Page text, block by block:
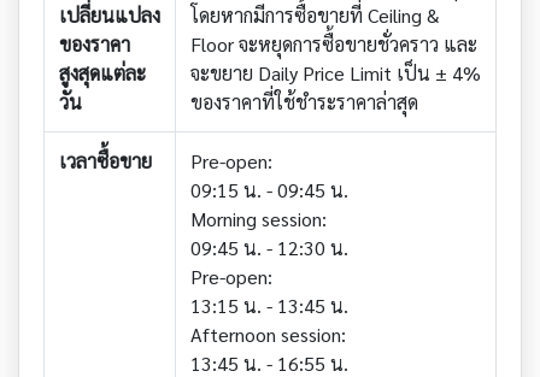
เปลี่ยนแปลง
ของราคา
สูงสุดแต่ละ
วัน
โดยหากมีการซื้อขายที่ Ceiling &
Floor จะหยุดการซื้อขายชั่วคราว และ
จะขยาย Daily Price Limit เป็น ± 4%
ของราคาที่ใช้ชำระราคาล่าสุด
เวลาซื้อขาย
Pre-open:
09:15 น. - 09:45 น.
Morning session:
09:45 น. - 12:30 น.
Pre-open:
13:15 น. - 13:45 น.
Afternoon session:
13:45 น. - 16:55 น.